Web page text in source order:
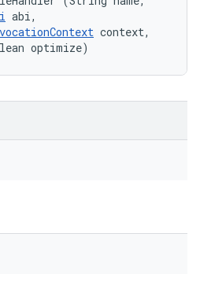
abi,
context,
optimize)